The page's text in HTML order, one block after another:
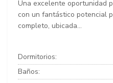
Una excelente oportunidad
con un fantástico potencial
completo, ubicada...
Dormitorios:
Baños: